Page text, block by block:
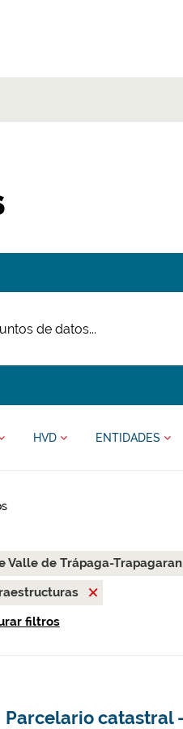
HVD ENTIDADES
Valle de Trápaga-Trapagaran
filtros
Parcelario catastral